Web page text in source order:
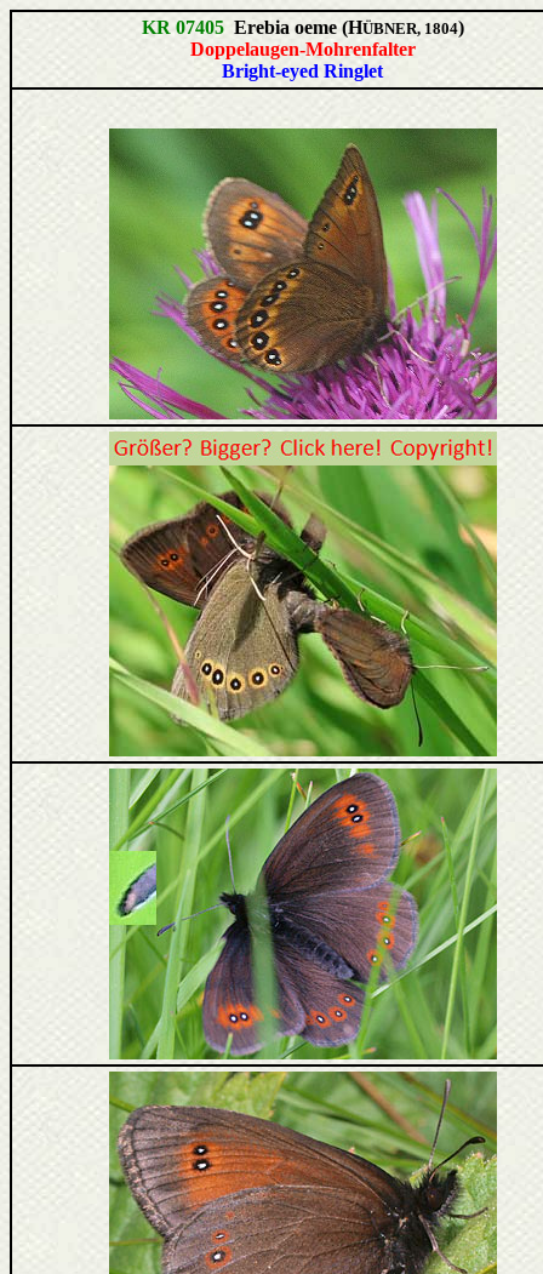
KR 07405 Erebia oeme (HÜBNER, 1804)
Doppelaugen-Mohrenfalter
Bright-eyed Ringlet